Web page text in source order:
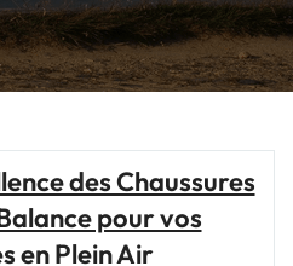
des Chaussures
pour vos
en Plein Air